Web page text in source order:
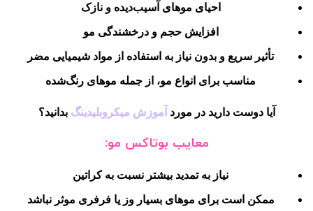
احیای موهای آسیب‌دیده و نازک
افزایش حجم و درخشندگی مو
تأثیر سریع و بدون نیاز به استفاده از مواد شیمیایی مضر
مناسب برای انواع مو، از جمله موهای رنگ‌شده
آیا دوست دارید در مورد آموزش میکروبلیدینگ بدانید؟
معایب بوتاکس مو:
نیاز به تمدید بیشتر نسبت به کراتین
ممکن است برای موهای بسیار وز یا فرفری موثر نباشد